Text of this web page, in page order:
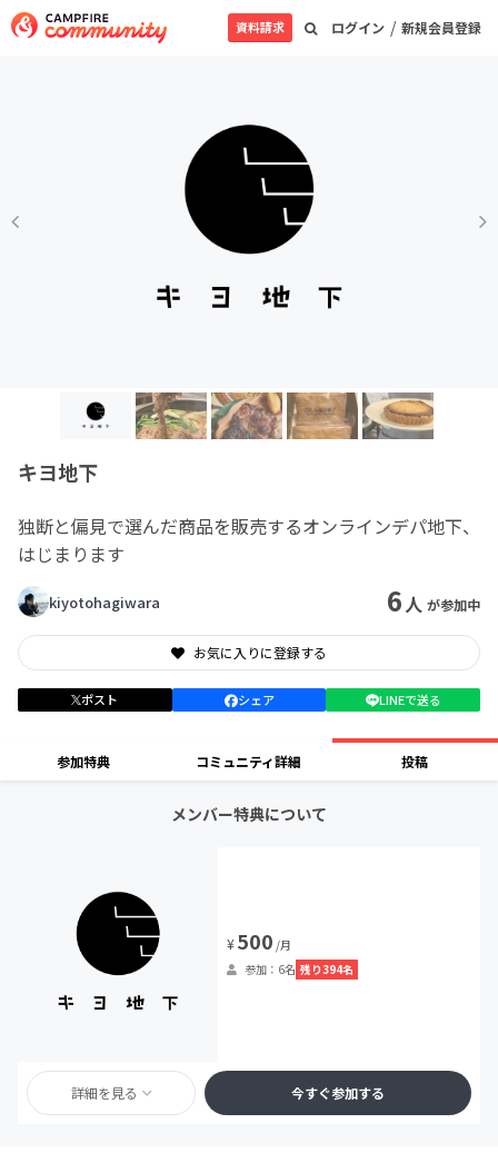
ログイン / 新規会員登録
資料請求
キヨ地下
独断と偏見で選んだ商品を販売するオンラインデパ地下、
はじまります
kiyotohagiwara 6人 が参加中
お気に入りに登録する
ポスト シェア LINEで送る
参加特典 コミュニティ詳細 投稿
メンバー特典について
¥500 /月
参加：6名 残り394名
詳細を見る 今すぐ参加する